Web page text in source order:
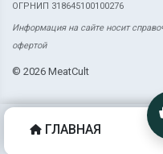
ОГРНИП 318645100100276
Информация на сайте носит
офертой
© 2026 MeatCult
ГЛАВНАЯ